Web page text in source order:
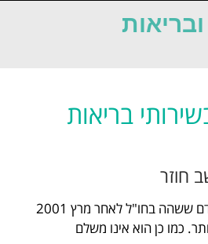
שירותי בריאות
חוזר
תושב חוזר הינו למעשה אדם ששהה בחו"ל לאחר מרץ 2001
כמו כן הוא אינו משלם